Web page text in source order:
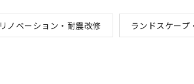
リノベーション・耐震改修 ランドスケープ